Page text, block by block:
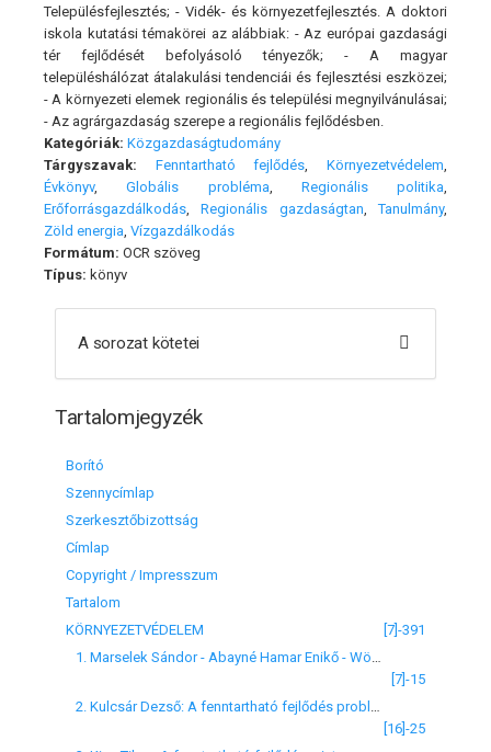
Településfejlesztés; - Vidék- és környezetfejlesztés. A doktori
iskola kutatási témakörei az alábbiak: - Az európai gazdasági
tér fejlődését befolyásoló tényezők; - A magyar
településhálózat átalakulási tendenciái és fejlesztési eszközei;
- A környezeti elemek regionális és települési megnyil­vánulásai;
- Az agrárgazdaság szerepe a regionális fejlődésben.
Kategóriák: Közgazdaságtudomány
Tárgyszavak:
Fenntartható fejlődés ,Környezetvédelem
Évkönyv,Globális probléma Regionális politika
Erőforrásgazdálkodás ,Regionális gazdaságtan ,Tanulmány,
Zöld energia Vízgazdálkodás
Formátum: OCR szöveg
Típus: könyv
A sorozat kötetei
Tartalomjegyzék
Borító
Szennycímlap
Szerkesztőbizottság
Címlap
Copyright / Impresszum
Tartalom
KÖRNYEZETVÉDELEM
[7]-391
[7]-15
[16]-25